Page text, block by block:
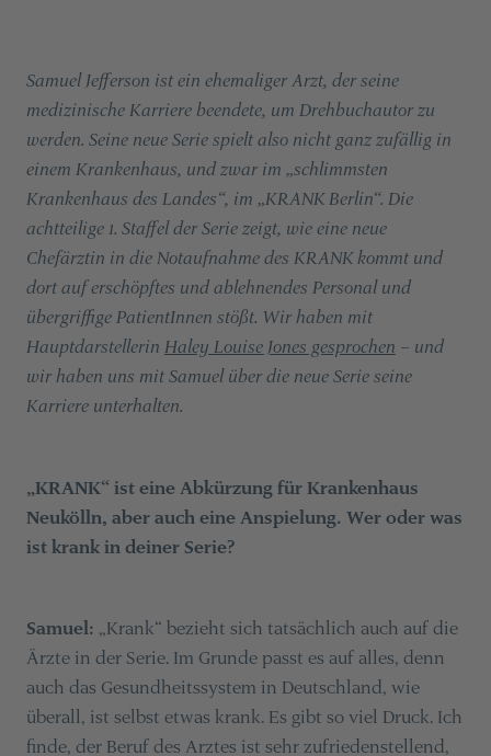
Samuel Jefferson ist ein ehemaliger Arzt, der seine
medizinische Karriere beendete, um Drehbuchautor zu
werden. Seine neue Serie spielt also nicht ganz zufällig in
einem Krankenhaus, und zwar im „schlimmsten
Krankenhaus des Landes“, im „KRANK Berlin“. Die
achtteilige 1. Staffel der Serie zeigt, wie eine neue
Chefärztin in die Notaufnahme des KRANK kommt und
dort auf erschöpftes und ablehnendes Personal und
übergriffige PatientInnen stößt. Wir haben mit
Hauptdarstellerin Haley Louise Jones gesprochen – und
wir haben uns mit Samuel über die neue Serie seine
Karriere unterhalten.
„KRANK“ ist eine Abkürzung für Krankenhaus
Neukölln, aber auch eine Anspielung. Wer oder was
ist krank in deiner Serie?
Samuel: „Krank“ bezieht sich tatsächlich auch auf die
Ärzte in der Serie. Im Grunde passt es auf alles, denn
auch das Gesundheitssystem in Deutschland, wie
überall, ist selbst etwas krank. Es gibt so viel Druck. Ich
finde, der Beruf des Arztes ist sehr zufriedenstellend,